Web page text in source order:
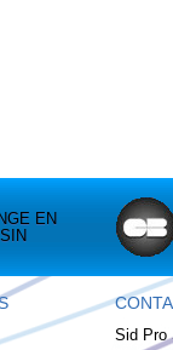
EN
Sid Pro